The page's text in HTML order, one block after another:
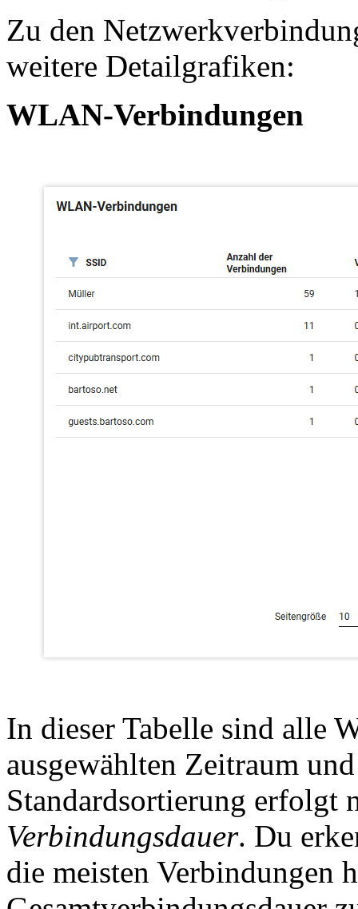
Zu den
weitere Detailgrafiken:
WLAN-Verbindungen
In dieser Tabelle sind alle
ausgewählten Zeitraum
Standardsortierung erfolgt
Verbindungsdauer. Du
die meisten Verbindungen